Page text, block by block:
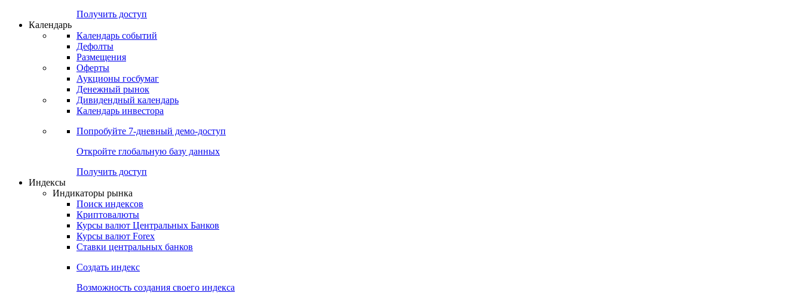
Получить доступ
Календарь
Календарь событий
Дефолты
Размещения
Оферты
Аукционы госбумаг
Денежный рынок
Дивидендный календарь
Календарь инвестора
Попробуйте 7-дневный демо-доступ
Откройте глобальную базу данных
Получить доступ
Индексы
Индикаторы рынка
Поиск индексов
Криптовалюты
Курсы валют Центральных Банков
Курсы валют Forex
Ставки центральных банков
Создать индекс
Возможность создания своего индекса